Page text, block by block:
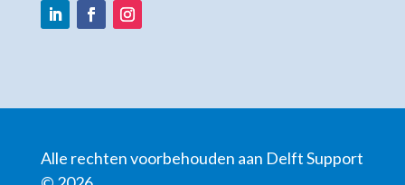
Alle rechten voorbehouden aan Delft Support